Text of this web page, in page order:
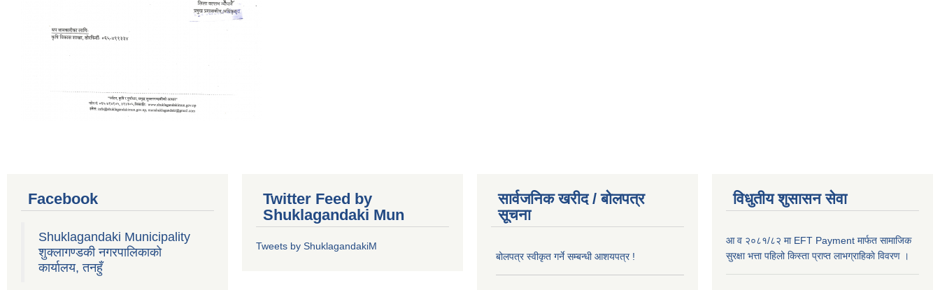
Facebook
Shuklagandaki Municipality
शुक्लागण्डकी नगरपालिकाको
कार्यालय, तनहुँ
Twitter Feed by
Shuklagandaki Mun
Tweets by ShuklagandakiM
सार्वजनिक खरीद / बोलपत्र
सूचना
बोलपत्र स्वीकृत गर्ने सम्बन्धी आशयपत्र !
विधुतीय शुसासन सेवा
आ व २०८१/८२ मा EFT Payment मार्फत सामाजिक
सुरक्षा भत्ता पहिलो किस्ता प्राप्त लाभग्राहिकाे विवरण ।